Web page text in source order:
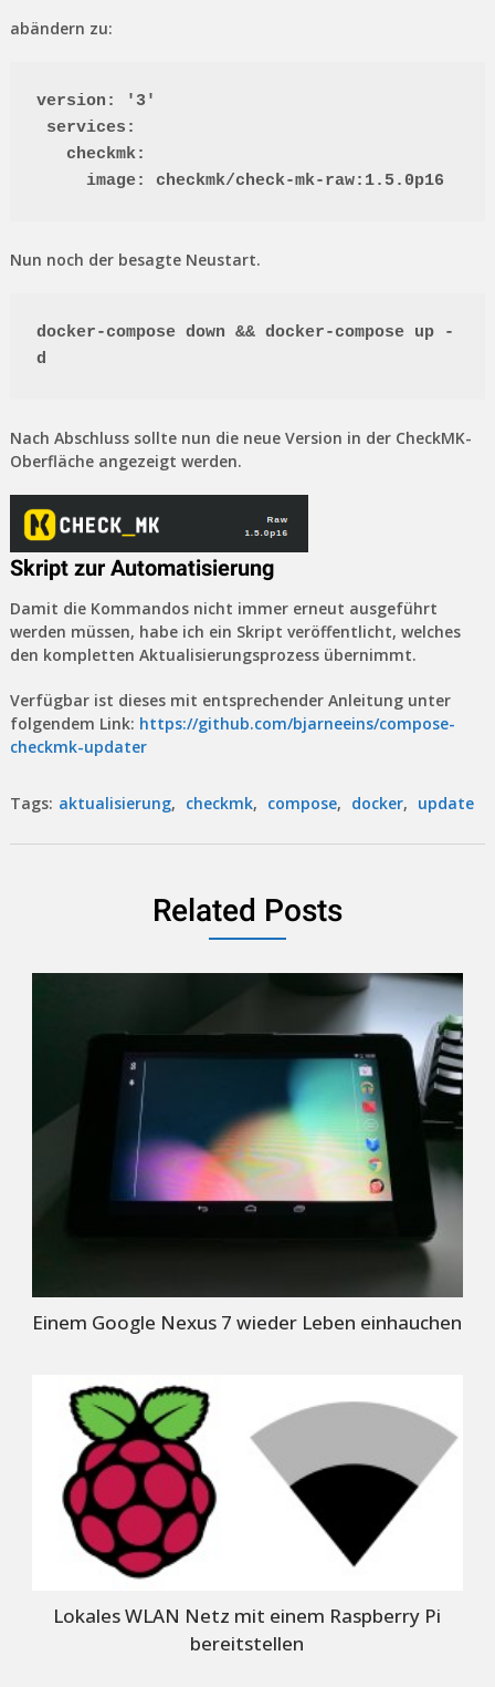
abändern zu:
version: '3'
     image: checkmk/check-mk-raw:1.5.0p16
Nun noch der besagte Neustart.
docker-compose down && docker-compose up -
d
Nach Abschluss sollte nun die neue Version in der CheckMK-
Oberfläche angezeigt werden.
Skript zur Automatisierung
Damit die Kommandos nicht immer erneut ausgeführt
werden müssen, habe ich ein Skript veröffentlicht, welches
den kompletten Aktualisierungsprozess übernimmt.
Verfügbar ist dieses mit entsprechender Anleitung unter
folgendem Link: https://github.com/bjarneeins/compose-
checkmk-updater
Tags: aktualisierung, checkmk, compose, docker, update
Related Posts
Einem Google Nexus 7 wieder Leben einhauchen
Lokales WLAN Netz mit einem Raspberry Pi
bereitstellen